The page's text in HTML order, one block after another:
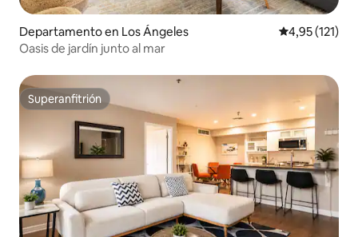
Departamento en Los Ángeles Calificación
4,95 (121)
Oasis de jardín junto al mar
Superanfitrión
Superanfitrión